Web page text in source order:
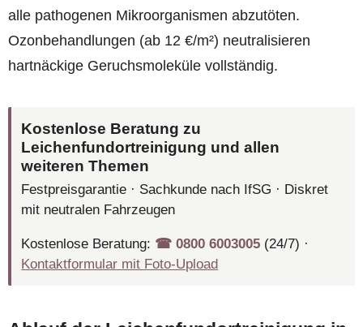
alle pathogenen Mikroorganismen abzutöten.
Ozonbehandlungen (ab 12 €/m²) neutralisieren
hartnäckige Geruchsmoleküle vollständig.
Kostenlose Beratung zu
Leichenfundortreinigung und allen
weiteren Themen
Festpreisgarantie · Sachkunde nach IfSG · Diskret
mit neutralen Fahrzeugen
Kostenlose Beratung: ☎︎ 0800 6003005 (24/7) ·
Kontaktformular mit Foto-Upload